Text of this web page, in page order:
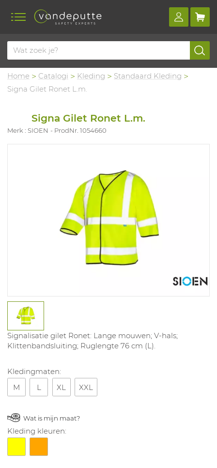
Home Catalogi Kleding
Standaard Kleding
Signa Gilet Ronet L.m.
Signa Gilet Ronet L.m.
Merk : SIOEN ProdNr. 1054660
Signalisatie gilet Ronet: Lange mouwen; V-hals;
Klittenbandsluiting; Ruglengte 76 cm (L).
Kledingmaten:
M
L XL XXL
Wat is mijn maat?
Kleding kleuren: